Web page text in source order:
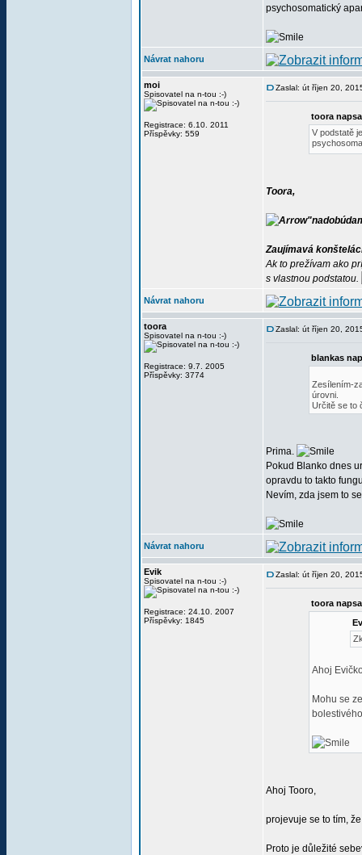
psychosomatický
Návrat nahoru
moi
Spisovatel na n-tou :-)
Registrace: 6.10. 2011
Příspěvky: 559
Zaslal: út říjen 20,
toora
V podstatě
Toora,
Zaujímavá
Ak to prežívam ako
s vlastnou podstatou.
Návrat nahoru
toora
Spisovatel na n-tou :-)
Registrace: 9.7. 2005
Příspěvky: 3774
Zaslal: út říjen 20,
blankas
Zesílením-
úrovni.
Určitě se to
Prima.
Pokud Blanko dnes
opravdu to takto
Nevím, zda jsem to
Návrat nahoru
Evik
Spisovatel na n-tou :-)
Registrace: 24.10. 2007
Příspěvky: 1845
Zaslal: út říjen 20,
toora
Ahoj
Mohu se
Ahoj Tooro,
projevuje se to tím,
Proto je důležité